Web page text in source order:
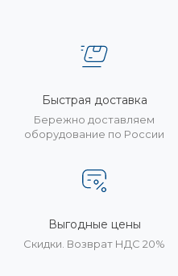
Быстрая доставка
Бережно доставляем
оборудование по России
Выгодные цены
Скидки. Возврат НДС 20%